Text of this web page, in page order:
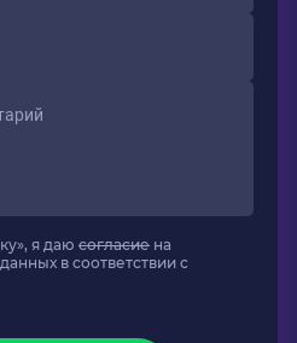
я даю согласие на
в соответствии с